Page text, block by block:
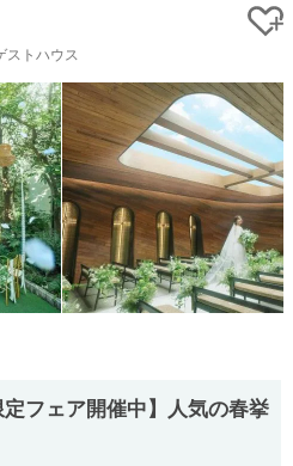
ストハウス
定フェア開催中】人気の春挙